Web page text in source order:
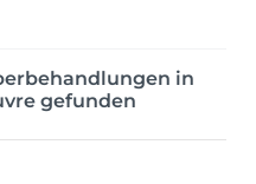
in
gefunden